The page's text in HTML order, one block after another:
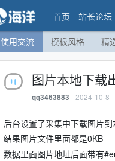
首页 站长论坛
使用交流 模板风格 精
图片本地下载
qq3463883 2024-10-8
后台设置了采集中下载图片到
结果图片文件里面都是0KB
数据里面图片地址后面带有